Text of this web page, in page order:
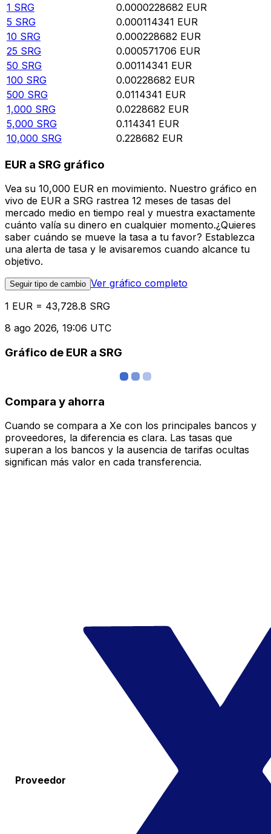
1 SRG 0.0000228682 EUR
5 SRG 0.000114341 EUR
10 SRG 0.000228682 EUR
25 SRG 0.000571706 EUR
50 SRG 0.00114341 EUR
100 SRG 0.00228682 EUR
500 SRG 0.0114341 EUR
1,000 SRG 0.0228682 EUR
5,000 SRG 0.114341 EUR
10,000 SRG 0.228682 EUR
EUR a SRG gráfico
Vea su 10,000 EUR en movimiento. Nuestro gráfico en
vivo de EUR a SRG rastrea 12 meses de tasas del
mercado medio en tiempo real y muestra exactamente
cuánto valía su dinero en cualquier momento.¿Quieres
saber cuándo se mueve la tasa a tu favor? Establezca
una alerta de tasa y le avisaremos cuando alcance tu
objetivo.
Seguir tipo de cambio Ver gráfico completo
1 EUR = 43,728.8 SRG
8 ago 2026, 19:06 UTC
Gráfico de EUR a SRG
Compara y ahorra
Cuando se compara a Xe con los principales bancos y
proveedores, la diferencia es clara. Las tasas que
superan a los bancos y la ausencia de tarifas ocultas
significan más valor en cada transferencia.
Proveedor